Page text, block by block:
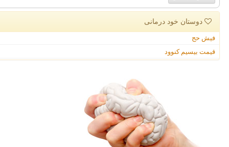
دوستان خود درمانی
فیش حج
قیمت بیسیم کنوود